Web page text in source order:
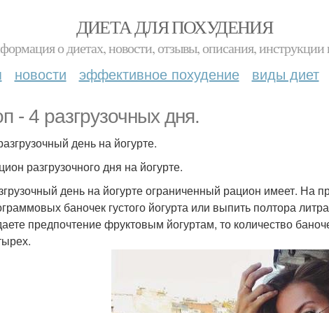
ДИЕТА ДЛЯ ПОХУДЕНИЯ
о диетах, новости, отзывы, описания, инструкции
новости эффективное похудение виды диет
- 4 разгрузочных дня.
день на йогурте.
разгрузочного дня на йогурте.
день на йогурте ограниченный рацион имеет. На
баночек густого йогурта или выпить полтора
предпочтение фруктовым йогуртам, то количество